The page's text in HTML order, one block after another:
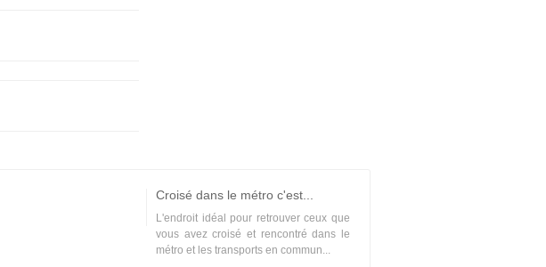
Croisé dans le métro c'est...
L'endroit idéal pour retrouver ceux que
vous avez croisé et rencontré dans le
métro et les transports en commun...